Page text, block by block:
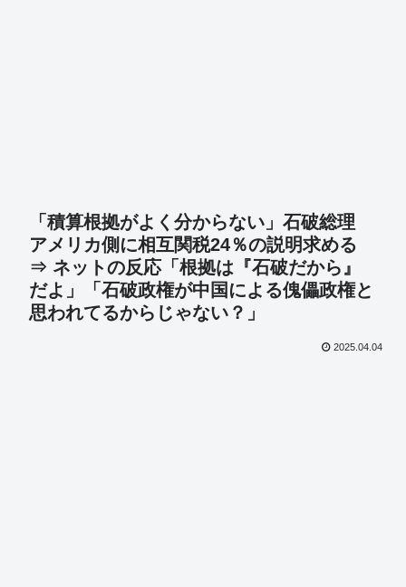
「積算根拠がよく分からない」石破総理
アメリカ側に相互関税24％の説明求める
⇒ ネットの反応「根拠は『石破だから』
だよ」「石破政権が中国による傀儡政権と
思われてるからじゃない？」
2025.04.04